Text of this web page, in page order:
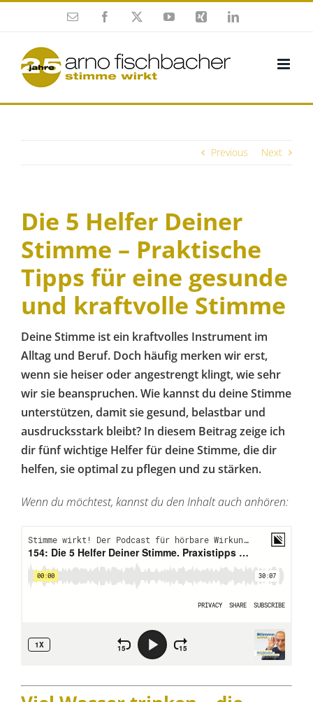
Enamel Facebook YouTubeXing Twitter
Previous Next
Die 5 Helfer Deiner
Stimme – Praktische
Tipps für eine gesunde
und kraftvolle Stimme
Deine Stimme ist ein kraftvolles Instrument im
Alltag und Beruf. Doch häufig merken wir erst,
wenn sie heiser oder angestrengt klingt, wie sehr
wir sie beanspruchen. Wie kannst du deine Stimme
unterstützen, damit sie gesund, belastbar und
ausdrucksstark bleibt? In diesem Beitrag zeige ich
dir fünf wichtige Helfer für deine Stimme, die dir
helfen, sie optimal zu pflegen und zu stärken.
Wenn du möchtest, kannst du den Inhalt auch anhören: